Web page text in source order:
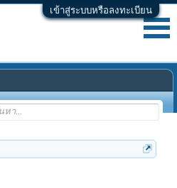
เข้าสู่ระบบหรือลงทะเบียน